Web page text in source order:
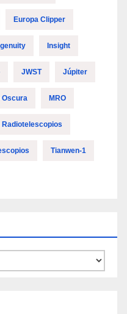
Europa Clipper
Insight
JWST Júpiter
Oscura MRO
Radiotelescopios
Tianwen-1